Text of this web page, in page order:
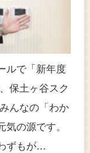
ルで「新年度
保土ヶ谷スク
んなの「わか
の源です。
ずもが…